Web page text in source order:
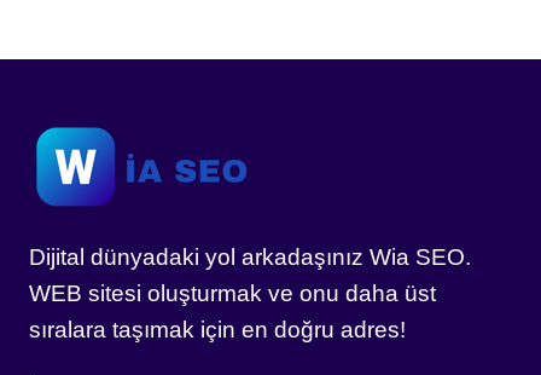
Dijital dünyadaki yol arkadaşınız Wia SEO.
WEB sitesi oluşturmak ve onu daha üst
sıralara taşımak için en doğru adres!